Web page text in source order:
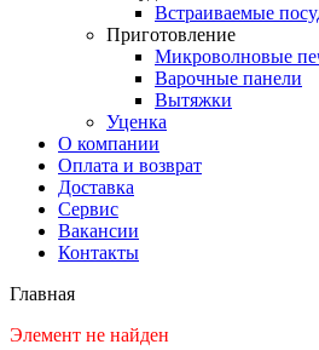
Встраиваемые
Приготовление
Микроволновые
Варочные панели
Вытяжки
Уценка
О компании
Оплата и возврат
Доставка
Сервис
Вакансии
Контакты
Главная
Элемент не найден